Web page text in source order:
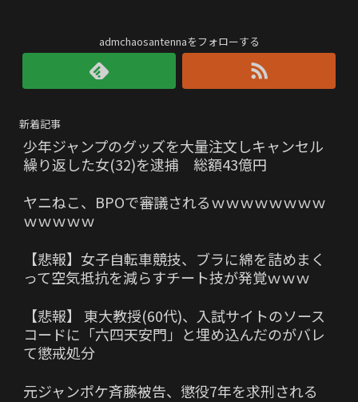
admchaosantennaをフォローする
新着記事
少年ジャンプのグッズを大量注文しキャンセル
繰り返した女(32)を逮捕 総額43億円
ヤニねこ、BPOで審議されるｗｗｗｗｗｗｗｗ
ｗｗｗｗｗ
【悲報】女子自転車競技、ブラに綿を詰めまく
って空気抵抗を減らすチート技が発覚ｗｗｗ
【悲報】 東大教授(60代)、入試サイトのソース
コードに「六四天安門」と埋め込んだのがバレ
て懲戒処分
元ジャンポケ斉藤被告、懲役7年を求刑される